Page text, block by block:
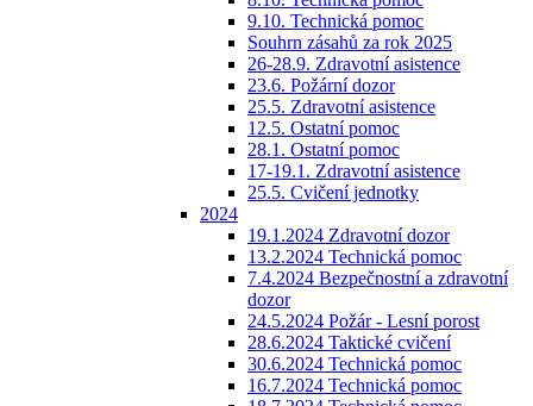
9.10. Technická pomoc
Souhrn zásahů za rok 2025
26-28.9. Zdravotní asistence
23.6. Požární dozor
25.5. Zdravotní asistence
12.5. Ostatní pomoc
28.1. Ostatní pomoc
17-19.1. Zdravotní asistence
25.5. Cvičení jednotky
2024
19.1.2024 Zdravotní dozor
13.2.2024 Technická pomoc
7.4.2024 Bezpečnostní a zdravotní
dozor
24.5.2024 Požár - Lesní porost
28.6.2024 Taktické cvičení
30.6.2024 Technická pomoc
16.7.2024 Technická pomoc